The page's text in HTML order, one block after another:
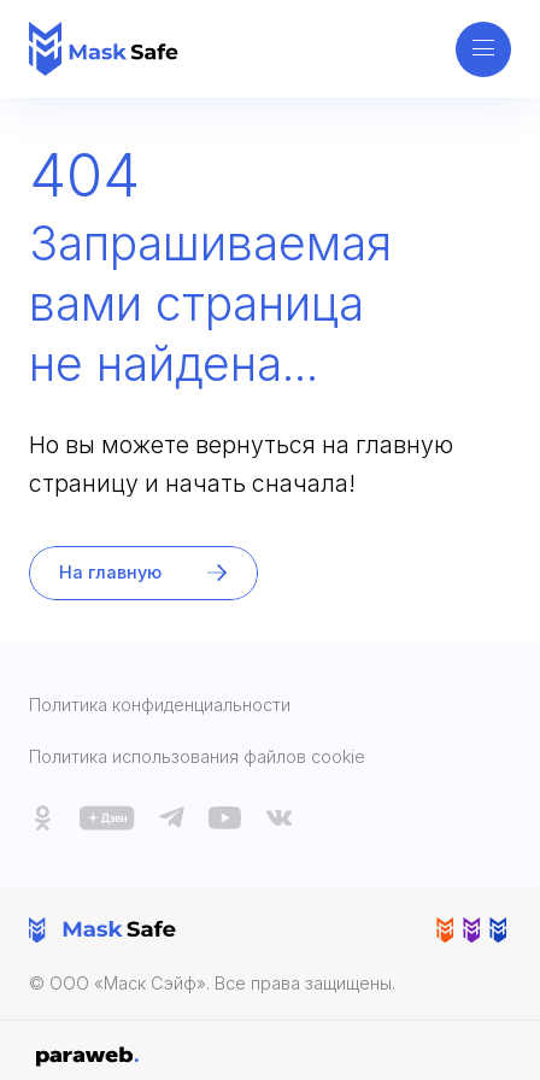
404
Запрашиваемая
вами страница
не найдена...
Но вы можете вернуться на главную
страницу и начать сначала!
На главную
Политика конфиденциальности
Политика использования файлов cookie
© ООО «Маск Cэйф». Все права защищены.